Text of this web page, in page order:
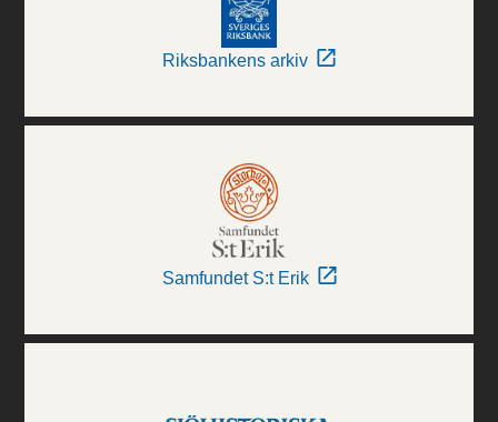
Riksbankens arkiv
Samfundet S:t Erik